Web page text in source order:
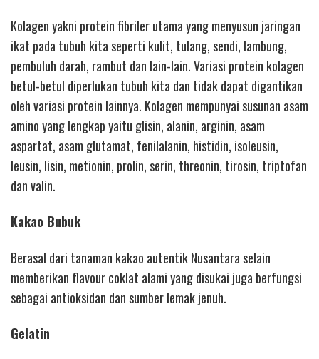
Kolagen yakni protein fibriler utama yang menyusun jaringan
ikat pada tubuh kita seperti kulit, tulang, sendi, lambung,
pembuluh darah, rambut dan lain-lain. Variasi protein kolagen
betul-betul diperlukan tubuh kita dan tidak dapat digantikan
oleh variasi protein lainnya. Kolagen mempunyai susunan asam
amino yang lengkap yaitu glisin, alanin, arginin, asam
aspartat, asam glutamat, fenilalanin, histidin, isoleusin,
leusin, lisin, metionin, prolin, serin, threonin, tirosin, triptofan
dan valin.
Kakao Bubuk
Berasal dari tanaman kakao autentik Nusantara selain
memberikan flavour coklat alami yang disukai juga berfungsi
sebagai antioksidan dan sumber lemak jenuh.
Gelatin